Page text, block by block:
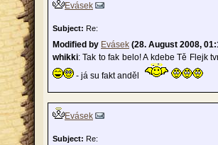
Evásek
Subject: Re:
Modified by Evásek (28. August 2008,
whikki: Tak to fak belo! A kdebe Tě Flejk
- já su fakt anděl
Evásek
Subject: Re: